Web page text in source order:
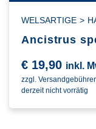
WELSARTIGE >
Ancistrus
€ 19,90 inkl.
zzgl.
derzeit nicht vorrätig